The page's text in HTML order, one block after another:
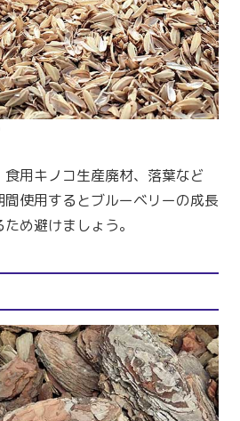
用キノコ生産廃材、落葉など
使用するとブルーベリーの成長
め避けましょう。